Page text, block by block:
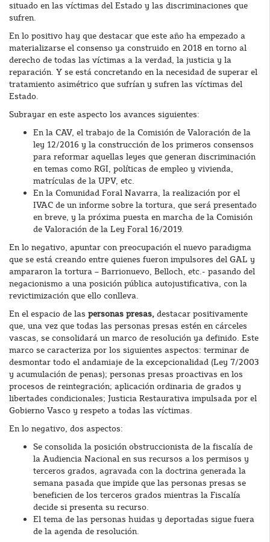
situado en las víctimas del Estado y las discriminaciones que
sufren.
En lo positivo hay que destacar que este año ha empezado a
materializarse el consenso ya construido en 2018 en torno al
derecho de todas las víctimas a la verdad, la justicia y la
reparación. Y se está concretando en la necesidad de superar el
tratamiento asimétrico que sufrían y sufren las víctimas del
Estado.
Subrayar en este aspecto los avances siguientes:
En la CAV, el trabajo de la Comisión de Valoración de la
ley 12/2016 y la construcción de los primeros consensos
para reformar aquellas leyes que generan discriminación
en temas como RGI, políticas de empleo y vivienda,
matrículas de la UPV, etc.
En la Comunidad Foral Navarra, la realización por el
IVAC de un informe sobre la tortura, que será presentado
en breve, y la próxima puesta en marcha de la Comisión
de Valoración de la Ley Foral 16/2019.
En lo negativo, apuntar con preocupación el nuevo paradigma
que se está creando entre quienes fueron impulsores del GAL y
ampararon la tortura – Barrionuevo, Belloch, etc.- pasando del
negacionismo a una posición pública autojustificativa, con la
revictimización que ello conlleva.
En el espacio de las personas presas, destacar positivamente
que, una vez que todas las personas presas estén en cárceles
vascas, se consolidará un marco de resolución ya definido. Este
marco se caracteriza por los siguientes aspectos: terminar de
desmontar todo el andamiaje de la excepcionalidad (Ley 7/2003
y acumulación de penas); personas presas proactivas en los
procesos de reintegración; aplicación ordinaria de grados y
libertades condicionales; Justicia Restaurativa impulsada por el
Gobierno Vasco y respeto a todas las víctimas.
En lo negativo, dos aspectos:
Se consolida la posición obstruccionista de la fiscalía de
la Audiencia Nacional en sus recursos a los permisos y
terceros grados, agravada con la doctrina generada la
semana pasada que impide que las personas presas se
beneficien de los terceros grados mientras la Fiscalía
decide si presenta su recurso.
El tema de las personas huidas y deportadas sigue fuera
de la agenda de resolución.